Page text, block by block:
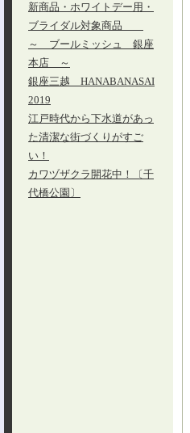
新商品・ホワイトデー用・
ブライダル対象商品
～ ブールミッシュ 銀座
本店 ～
銀座三越 HANABANASAI
2019
江戸時代から下水道があっ
た清潔な街づくりがすご
い！
カワヅザクラ開花中！〔千
代橋公園〕